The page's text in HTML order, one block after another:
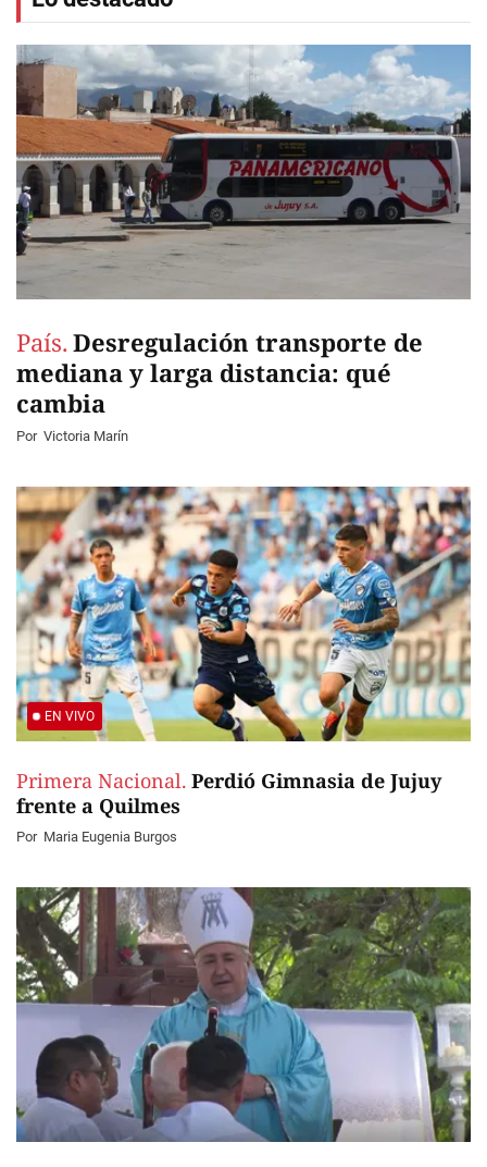
País. Desregulación transporte de
mediana y larga distancia: qué
cambia
Por Victoria Marín
EN VIVO
Primera Nacional. Perdió Gimnasia de Jujuy
frente a Quilmes
Por Maria Eugenia Burgos